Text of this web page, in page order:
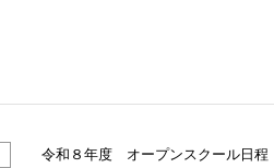
令和８年度 オープンスクール日程